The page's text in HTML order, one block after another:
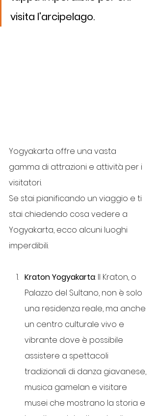
visita l'arcipelago.
Yogyakarta offre una vasta
gamma di attrazioni e attività per i
visitatori.
Se stai pianificando un viaggio e ti
stai chiedendo cosa vedere a
Yogyakarta, ecco alcuni luoghi
imperdibili.
Kraton Yogyakarta: Il Kraton, o
Palazzo del Sultano, non è solo
una residenza reale, ma anche
un centro culturale vivo e
vibrante dove è possibile
assistere a spettacoli
tradizionali di danza giavanese,
musica gamelan e visitare
musei che mostrano la storia e